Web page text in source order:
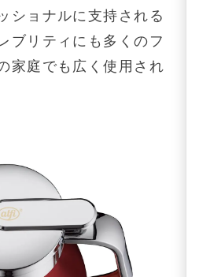
ショナルに支持される
ブリティにも多くのフ
家庭でも広く使用され